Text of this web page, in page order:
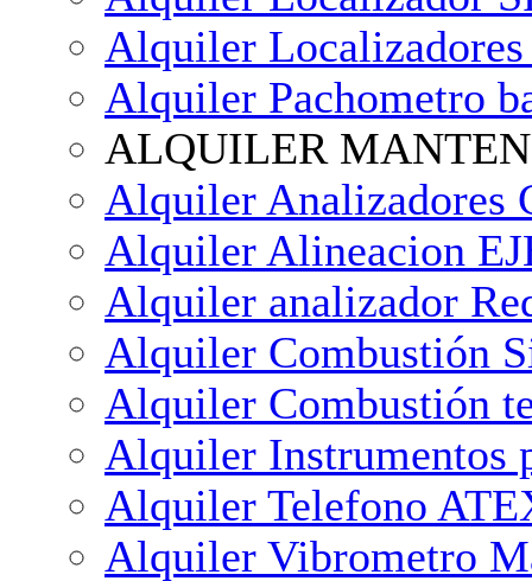
Alquiler Localizadores
Alquiler Pachometro
ALQUILER
Alquiler Analizadores
Alquiler Alineacion
Alquiler analizador
Alquiler Combustión
Alquiler Combustión
Alquiler Instrumentos
Alquiler Telefono
Alquiler Vibrometro